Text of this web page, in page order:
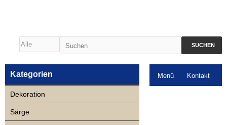
SUCHEN
Menü Kontakt
Kategorien
Dekoration
Särge